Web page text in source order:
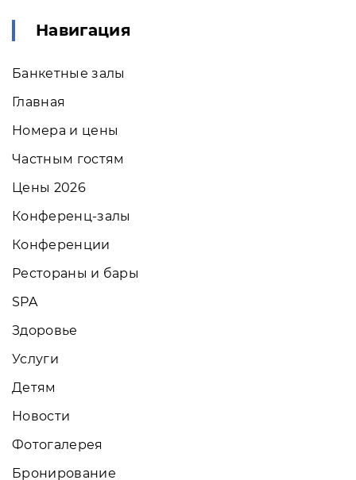
Навигация
Банкетные залы
Главная
Номера и цены
Частным гостям
Цены 2026
Конференц-залы
Конференции
Рестораны и бары
SPA
Здоровье
Услуги
Детям
Новости
Фотогалерея
Бронирование